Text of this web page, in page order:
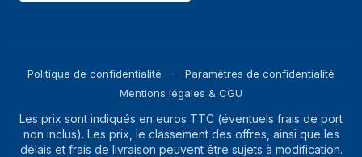
Politique de confidentialité
Paramètres de confidentialité
Mentions légales & CGU
Les prix sont indiqués en euros TTC (éventuels frais de port
non inclus). Les prix, le classement des offres, ainsi que les
délais et frais de livraison peuvent être sujets à modification.